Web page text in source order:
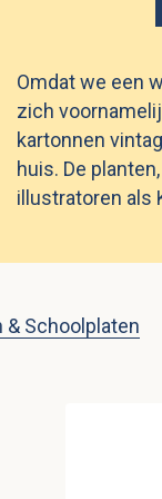
Omdat we een
zich
kartonnen
huis. De
illustratoren als
& Schoolplaten